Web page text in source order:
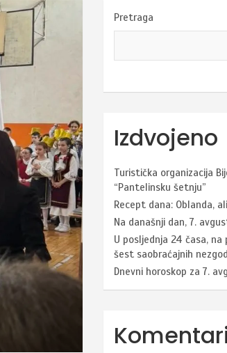
Pretraga
Izdvojeno
Turistička organizacija
“Pantelinsku šetnju”
Recept dana: Oblanda,
Na današnji dan, 7.
U posljednja 24 časa,
šest saobraćajnih
Dnevni horoskop za 7.